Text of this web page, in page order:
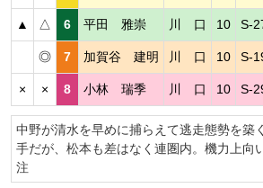
▲ △ 6 平田 雅崇 川 口 10 S-
◎ 7 加賀谷 建明 川 口 10 S-
× × 8 小林 瑞季 川 口 10 S-
中野が清水を早めに捕らえて逃走態勢を築
手だが、松本も差はなく連圏内。機力上向
注